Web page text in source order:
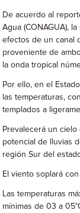
De acuerdo al
Agua (CONAGUA),
efectos de un canal
proveniente de
la onda tropical
Por ello, en el
las temperaturas,
templados a
Prevalecerá un
potencial de lluvias
región Sur del
El viento soplará
Las temperaturas
mínimas de 03 a